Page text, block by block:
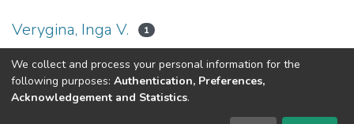
Verygina, Inga V. 1
« 1(current)
2 3 4 »
We collect and process your personal information for the
following purposes: Authentication, Preferences,
Acknowledgement and Statistics.